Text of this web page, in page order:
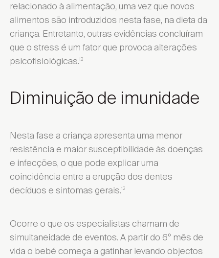
relacionado à alimentação, uma vez que novos
alimentos são introduzidos nesta fase, na dieta da
criança. Entretanto, outras evidências concluíram
que o stress é um fator que provoca alterações
psicofisiológicas.12
Diminuição de imunidade
Nesta fase a criança apresenta uma menor
resistência e maior susceptibilidade às doenças
e infecções, o que pode explicar uma
coincidência entre a erupção dos dentes
decíduos e sintomas gerais.12
Ocorre o que os especialistas chamam de
simultaneidade de eventos. A partir do 6º mês de
vida o bebé começa a gatinhar levando objectos